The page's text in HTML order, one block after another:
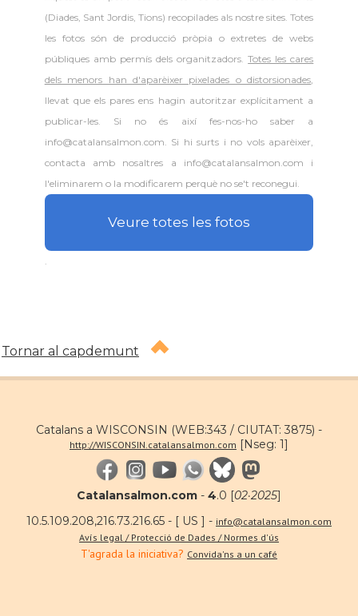
(Diades, Sant Jordis, Tions) recopilades als nostre sites. Totes
les fotos són de producció pròpia o extretes de webs
públiques amb permís dels organitzadors.Totes les cares
dels menors han d'aparèixer pixelades o distorsionades,
llevat que els pares ens hagin autoritzar explícitament a
publicar-les. Si no és així fes-nos-ho saber a
info@catalansalmon.com. Si hi surts i no vols aparèixer,
contacta amb nosaltres a info@catalansalmon.com i
l'eliminarem o la modificarem perquè no se't reconegui.
Veure totes les fotos
Tornar al capdemunt
Catalans a WISCONSIN (WEB:343 / CIUTAT: 3875) -
http://WISCONSIN.catalansalmon.com [Nseg: 1]
Catalansalmon.com - 4.0 [02·2025]
10.5.109.208,216.73.216.65 - [ US ] - info@catalansalmon.com
Avís legal / Protecció de Dades / Normes d'ús
T'agrada la iniciativa? Convida'ns a un café